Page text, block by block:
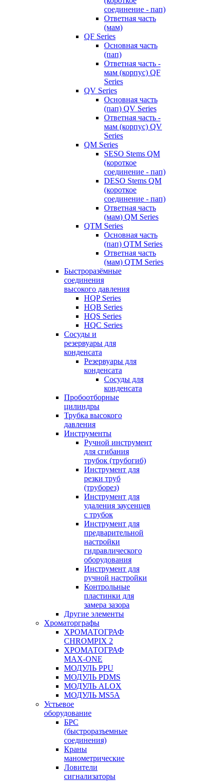
соединение - пап)
Ответная часть
(мам)
QF Series
Основная часть
(пап)
Ответная часть -
мам (корпус) QF
Series
QV Series
Основная часть
(пап) QV Series
Ответная часть -
мам (корпус) QV
Series
QM Series
SESO Stems QM
(короткое
соединение - пап)
DESO Stems QM
(короткое
соединение - пап)
Ответная часть
(мам) QM Series
QTM Series
Основная часть
(пап) QTM Series
Ответная часть
(мам) QTM Series
Быстроразёмные
соединения
высокого давления
HQP Series
HQB Series
HQS Series
HQC Series
Сосуды и
резервуары для
конденсата
Резервуары для
конденсата
Сосуды для
конденсата
Пробоотборные
цилиндры
Трубка высокого
давления
Инструменты
Ручной инструмент
для сгибания
трубок (трубогиб)
Инструмент для
резки труб
(труборез)
Инструмент для
удаления заусенцев
с трубок
Инструмент для
предварительной
настройки
гидравлического
оборудования
Инструмент для
ручной настройки
Контрольные
пластинки для
замера зазора
Другие элементы
Хроматорграфы
ХРОМАТОГРАФ
CHROMPIX 2
ХРОМАТОГРАФ
MAX-ONE
МОДУЛЬ PPU
МОДУЛЬ PDMS
МОДУЛЬ ALOX
МОДУЛЬ MS5A
Устьевое
оборудование
БРС
(быстроразъемные
соединения)
Краны
манометрические
Ловители
сигнализаторы